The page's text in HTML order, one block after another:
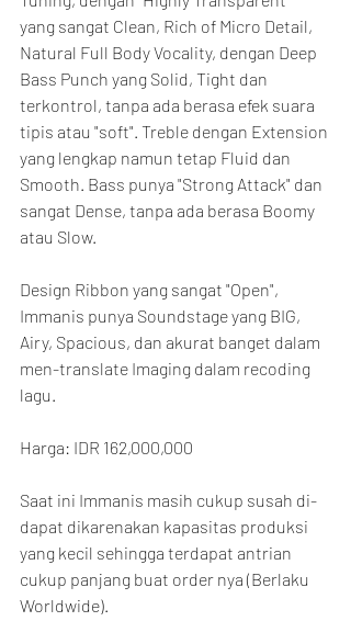
yang sangat Clean, Rich of Micro Detail,
Natural Full Body Vocality, dengan Deep
Bass Punch yang Solid, Tight dan
terkontrol, tanpa ada berasa efek suara
tipis atau "soft". Treble dengan Extension
yang lengkap namun tetap Fluid dan
Smooth. Bass punya "Strong Attack" dan
sangat Dense, tanpa ada berasa Boomy
atau Slow.
Design Ribbon yang sangat "Open",
Immanis punya Soundstage yang BIG,
Airy, Spacious, dan akurat banget dalam
men-translate Imaging dalam recoding
lagu.
Harga: IDR 162,000,000
Saat ini Immanis masih cukup susah di-
dapat dikarenakan kapasitas produksi
yang kecil sehingga terdapat antrian
cukup panjang buat order nya (Berlaku
Worldwide).